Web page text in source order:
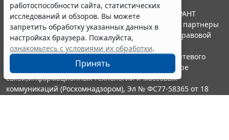
работоспособности сайта, статистических
исследований и обзоров. Вы можете
запретить обработку указанных данных в
настройках браузера. Пожалуйста,
ознакомьтесь с условиями их обработки.
Принять
© ООО "НПП "ГАРАНТ-СЕРВИС", 2026. Система ГАРАНТ
выпускается с 1990 года. Компания "Гарант" и ее партнеры
являются участниками Российской ассоциации правовой
информации ГАРАНТ.
Портал ГАРАНТ.РУ зарегистрирован в качестве сетевого
издания Федеральной службой по надзору в сфере
связи,информационных технологий и массовых
коммуникаций (Роскомнадзором), Эл № ФС77-58365 от 18